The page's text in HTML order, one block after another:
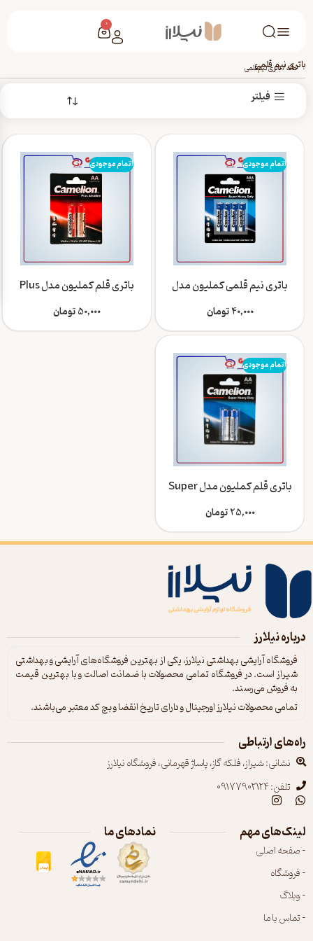
0
خانه/باتری نیم قلمی
باتری نیم قلمی
فیلتر
اتمام موجودی
باتری نیم قلمی کملیون مدل
عددی40,000تومان
اتمام موجودی
باتری قلم کملیون مدل Plus
Alkaline بسته 2 عددی
50,000تومان
اتمام موجودی
باتری قلم کملیون مدل Super
Heavy Duty بسته 2 عددی
25,000تومان
درباره نیلارز
فروشگاه آرایشی بهداشتی نیلارز، یکی از بهترین فروشگاه‌های آرایشی و بهداشتی
شیراز است. در فروشگاه تمامی محصولات با ضمانت اصالت و با بهترین قیمت
به فروش می‌رسند.
تمامی محصولات نیلارز اورجینال و دارای تاریخ انقضا و بچ کد معتبر می‌باشند.
لینک‌های مهم
- صفحه اصلی
- فروشگاه
- وبلاگ
- تماس با ما
راه‌های ارتباطی
نشانی: شیراز، فلکه گاز، پاساژ قهرمانی، فروشگاه نیلارز
تلفن: 09177902124
نمادهای ما